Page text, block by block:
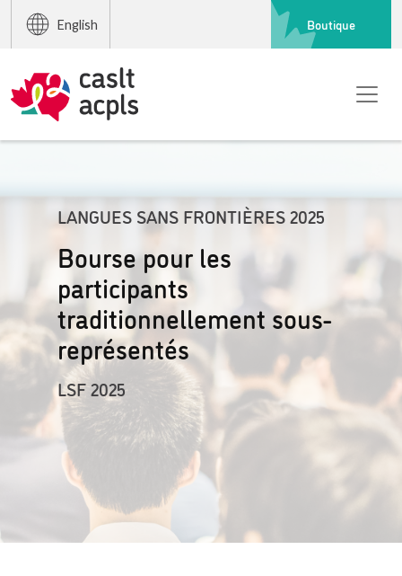
English Boutique
LANGUES SANS FRONTIÈRES 2025
Bourse pour les
participants
traditionnellement sous-
représentés
LSF 2025